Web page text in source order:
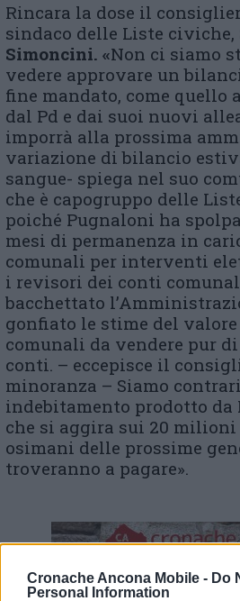
Cronache Ancona Mobile - Do
Personal Information
Rincara la dose il
sindaco delle Liste civiche,
Simoncini. «Non ci siamo
vedere approvare un
fine mandato, come quello
dal Pd e dai suoi nuovi
imporrà alla prossima
variazione di bilancio
sangue- spiega nel suo
che è capogruppo delle
poiché Pugnaloni ha
mesi di permanenza in
comunali per interventi
i revisori dei conti
bacchettato
gonfiato le stime del
comunali da vendere pur
conti. – eccepisce il
minoranza – Siamo
indebitamento prodotto da
che si aggira sui 20
osimani delle prossime
troveranno a pagare».